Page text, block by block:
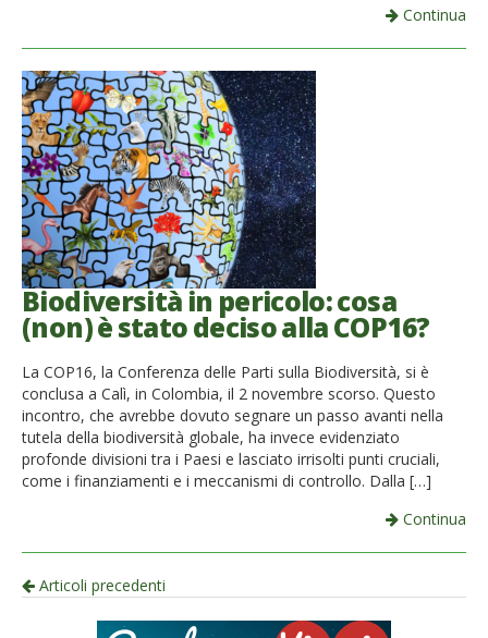
Continua
Biodiversità in pericolo: cosa
(non) è stato deciso alla COP16?
La COP16, la Conferenza delle Parti sulla Biodiversità, si è
conclusa a Calì, in Colombia, il 2 novembre scorso. Questo
incontro, che avrebbe dovuto segnare un passo avanti nella
tutela della biodiversità globale, ha invece evidenziato
profonde divisioni tra i Paesi e lasciato irrisolti punti cruciali,
come i finanziamenti e i meccanismi di controllo. Dalla […]
Continua
Navigazione
Articoli precedenti